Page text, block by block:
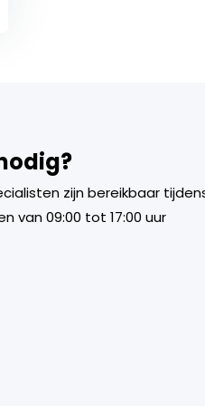
zijn bereikbaar
van 09:00 tot 17:00 uur